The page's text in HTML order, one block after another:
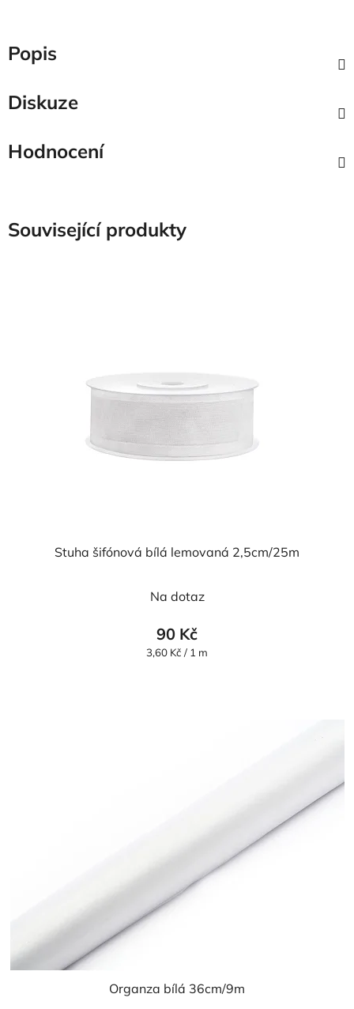
Popis
Diskuze
Hodnocení
Související produkty
Stuha šifónová bílá lemovaná 2,5cm/25m
hodnocení
produktu
je
Na dotaz
90 Kč
Měrná
3,60 Kč / 1 m
Organza bílá 36cm/9m